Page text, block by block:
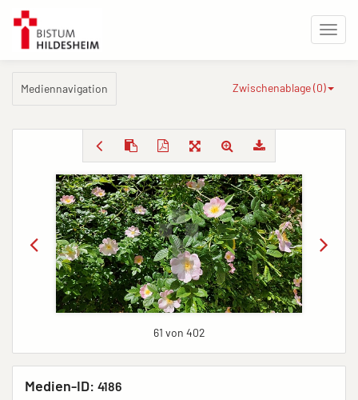
Mediennavigation Zwischenablage (0)
61 von 402
Medien-ID: 4186